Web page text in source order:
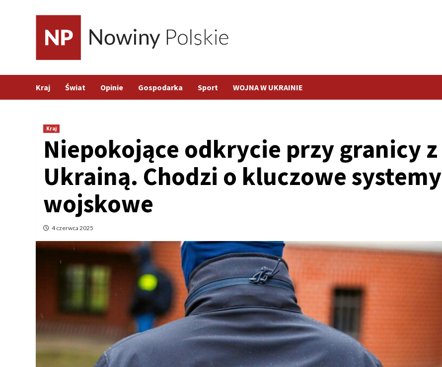
Kraj Świat Opinie Gospodarka Sport WOJNA W UKRAINIE
Kraj
Niepokojące odkrycie przy granicy z
Ukrainą. Chodzi o kluczowe systemy
wojskowe
4 czerwca 2025